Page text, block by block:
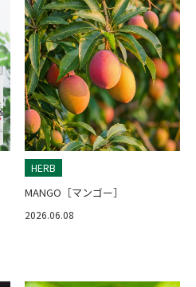
HERB
MANGO［マンゴー］
2026.06.08